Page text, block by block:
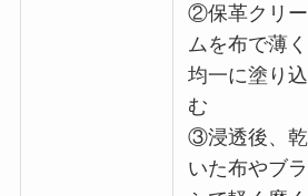
②保革クリー
ムを布で薄く
均一に塗り込
む
③浸透後、乾
いた布やブラ